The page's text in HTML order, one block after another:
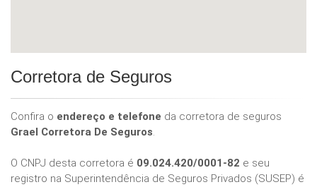
Corretora de Seguros
Confira o endereço e telefone da corretora de seguros
Grael Corretora De Seguros.
O CNPJ desta corretora é 09.024.420/0001-82 e seu
registro na Superintendência de Seguros Privados (SUSEP) é